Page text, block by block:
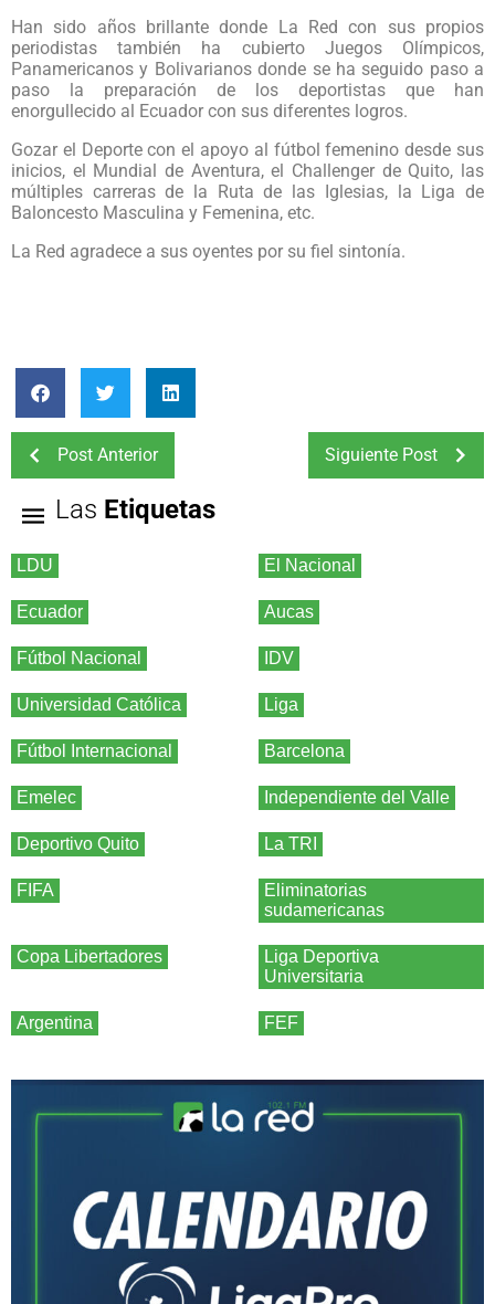
Han sido años brillante donde La Red con sus propios
periodistas también ha cubierto Juegos Olímpicos,
Panamericanos y Bolivarianos donde se ha seguido paso a
paso la preparación de los deportistas que han
enorgullecido al Ecuador con sus diferentes logros.
Gozar el Deporte con el apoyo al fútbol femenino desde sus
inicios, el Mundial de Aventura, el Challenger de Quito, las
múltiples carreras de la Ruta de las Iglesias, la Liga de
Baloncesto Masculina y Femenina, etc.
La Red agradece a sus oyentes por su fiel sintonía.
Post Anterior Siguiente Post
Las Etiquetas
LDU El Nacional
Ecuador Aucas
Fútbol Nacional IDV
Universidad Católica Liga
Fútbol Internacional Barcelona
Emelec Independiente del Valle
Deportivo Quito La TRI
FIFA
Eliminatorias
sudamericanas
Copa Libertadores
Liga Deportiva
Universitaria
Argentina FEF